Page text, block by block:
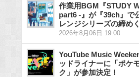
作業用BGM『STUDY
part6 -』が『39ch』で
レンジシリーズの締め
2026年8月06日 19:00
YouTube Music
ッドライナーに「ポケ
ク」が参加決定！